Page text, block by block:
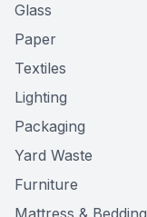
Glass
Paper
Textiles
Lighting
Packaging
Yard Waste
Furniture
Mattress & Bedding